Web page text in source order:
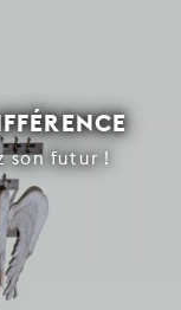
son futur !